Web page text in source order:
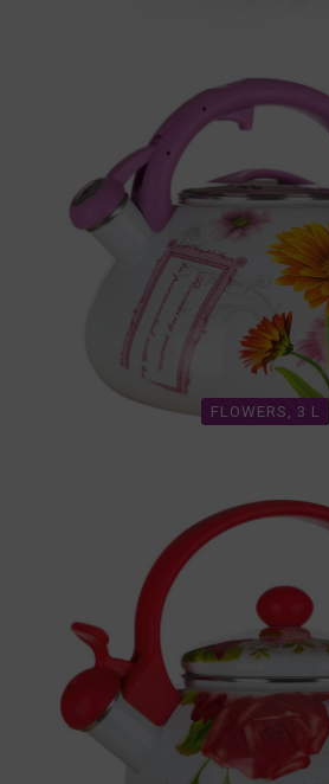
FLOWERS, 3 L